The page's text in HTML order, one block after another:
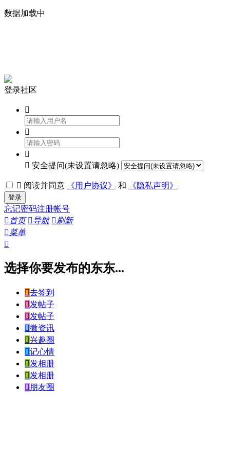
数据加载中
登录社区



 安全提问(未设置请忽略)
 阅读并同意 《用户协议》 和 《隐私声明》
登录
忘记密码注册帐号
 首页 导航 刷新
菜单

选择你要发布的东东...
去签到
发帖子
发帖子
微资讯
兴趣圈
记心情
发相册
发相册
 朋友圈